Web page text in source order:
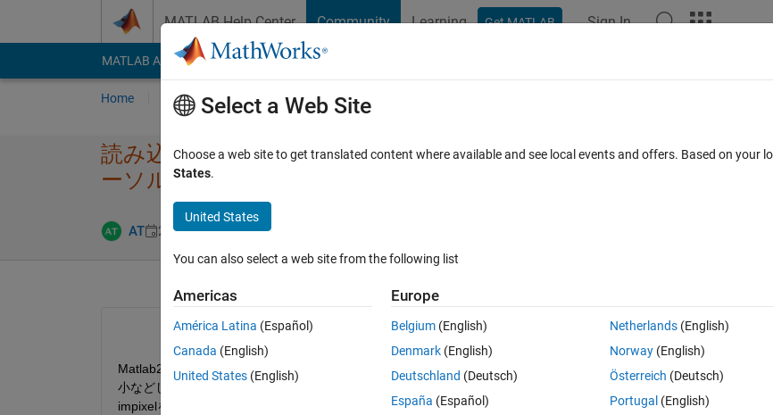
MATLAB Help Center Community Learning Get MATLAB Sign In
MATLAB Answers File Exchange Cody
Home Ask Answer Browse MATLAB FAQs
読み込んだ画像上のピ​クセル座標を対話的に​ズームで拡大等した
ーソルで選択して​取得する
AT 25 May 2018 1 Answer
Matlab2017aとImage Processing Toolboxを使用しています．画像を読み込んで，その画像上の任意の複数座標(x, y)
小などしながら対話的にカーソルで選択し取得したいです．imshowとginputの組み合わせ，またimpixelは試しました
impixelを使うとzoom等の作業ができなくなってしまいます．
Select a Web Site
Choose a web site to get translated content where available and see local events and offers. Based on your
States.
United States
You can also select a web site from the following list
Americas
América Latina (Español)
Canada (English)
United States (English)
Europe
Belgium (English)
Denmark (English)
Deutschland (Deutsch)
España (Español)
Netherlands(English)
Norway(English)
Österreich (Deutsch)
Portugal (English)